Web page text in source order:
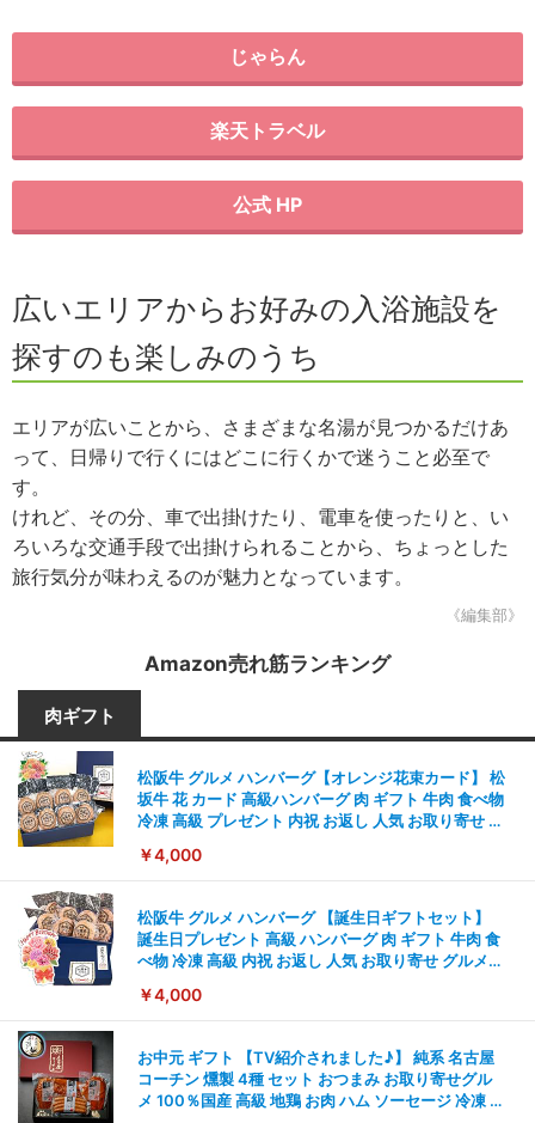
じゃらん
楽天トラベル
公式 HP
広いエリアからお好みの入浴施設を
探すのも楽しみのうち
エリアが広いことから、さまざまな名湯が見つかるだけあ
って、日帰りで行くにはどこに行くかで迷うこと必至で
す。
けれど、その分、車で出掛けたり、電車を使ったりと、い
ろいろな交通手段で出掛けられることから、ちょっとした
旅行気分が味わえるのが魅力となっています。
《編集部》
Amazon売れ筋ランキング
肉ギフト
松阪牛 グルメ ハンバーグ【オレンジ花束カード】 松
坂牛 花 カード 高級ハンバーグ 肉 ギフト 牛肉 食べ物
冷凍 高級 プレゼント 内祝 お返し 人気 お取り寄せ グ
￥4,000
松阪牛 グルメ ハンバーグ 【誕生日ギフトセット】
誕生日プレゼント 高級 ハンバーグ 肉 ギフト 牛肉 食
べ物 冷凍 高級 内祝 お返し 人気 お取り寄せ グルメ
￥4,000
お中元 ギフト 【TV紹介されました♪】 純系 名古屋
コーチン 燻製 4種 セット おつまみ お取り寄せグル
メ 100％国産 高級 地鶏 お肉 ハム ソーセージ 冷凍 化